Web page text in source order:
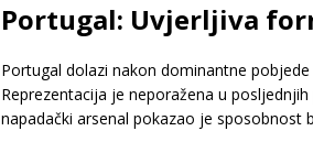
Portugal: Uvjerljiva
Portugal dolazi nakon dominantne
Reprezentacija je neporažena u
napadački arsenal pokazao je sposobnost